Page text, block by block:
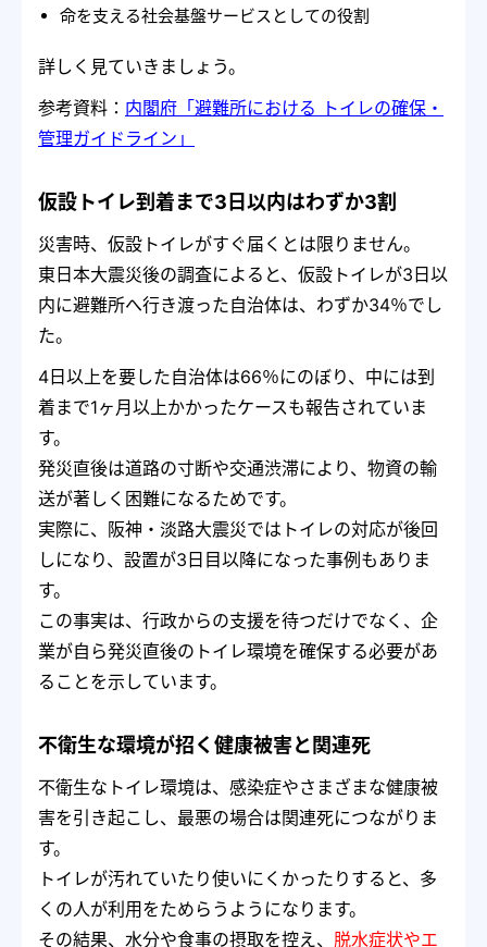
命を支える社会基盤サービスとしての役割
詳しく見ていきましょう。
参考資料： 内閣府「避難所における トイレの確保・
管理ガイドライン」
仮設トイレ到着まで3日以内はわずか3割
災害時、仮設トイレがすぐ届くとは限りません。
東日本大震災後の調査によると、仮設トイレが3日以
内に避難所へ行き渡った自治体は、わずか34％でし
た。
4日以上を要した自治体は66％にのぼり、中には到
着まで1ヶ月以上かかったケースも報告されていま
す。
発災直後は道路の寸断や交通渋滞により、物資の輸
送が著しく困難になるためです。
実際に、阪神・淡路大震災ではトイレの対応が後回
しになり、設置が3日目以降になった事例もありま
す。
この事実は、行政からの支援を待つだけでなく、企
業が自ら発災直後のトイレ環境を確保する必要があ
ることを示しています。
不衛生な環境が招く健康被害と関連死
不衛生なトイレ環境は、感染症やさまざまな健康被
害を引き起こし、最悪の場合は関連死につながりま
す。
トイレが汚れていたり使いにくかったりすると、多
くの人が利用をためらうようになります。
その結果、水分や食事の摂取を控え、 脱水症状やエ